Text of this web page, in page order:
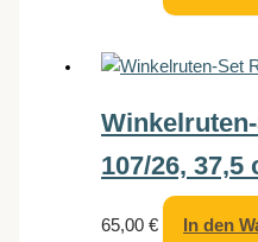
107/26, 37,5
65,00€ In den